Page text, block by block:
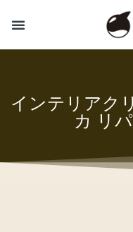
インテリアク
カ リ